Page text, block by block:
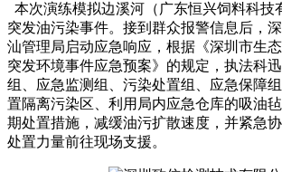
本次演练模拟边溪河（广东恒兴饲料科技
突发油污染事件。接到群众报警信息后，
汕管理局启动应急响应，根据《深圳市生
突发环境事件应急预案》的规定，执法科
组、应急监测组、污染处置组、应急保障
置隔离污染区、利用局内应急仓库的吸油
期处置措施，减缓油污扩散速度，并紧急
处置力量前往现场支援。